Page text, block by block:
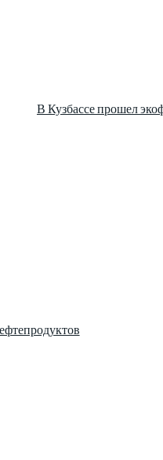
В Кузбассе прошел